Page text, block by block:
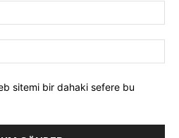
sitemi bir dahaki sefere bu